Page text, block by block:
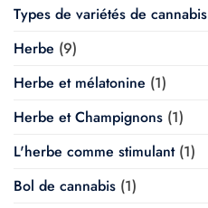
Types de variétés de cannabis
Herbe (9)
Herbe et mélatonine (1)
Herbe et Champignons (1)
L'herbe comme stimulant(1)
Bol de cannabis (1)